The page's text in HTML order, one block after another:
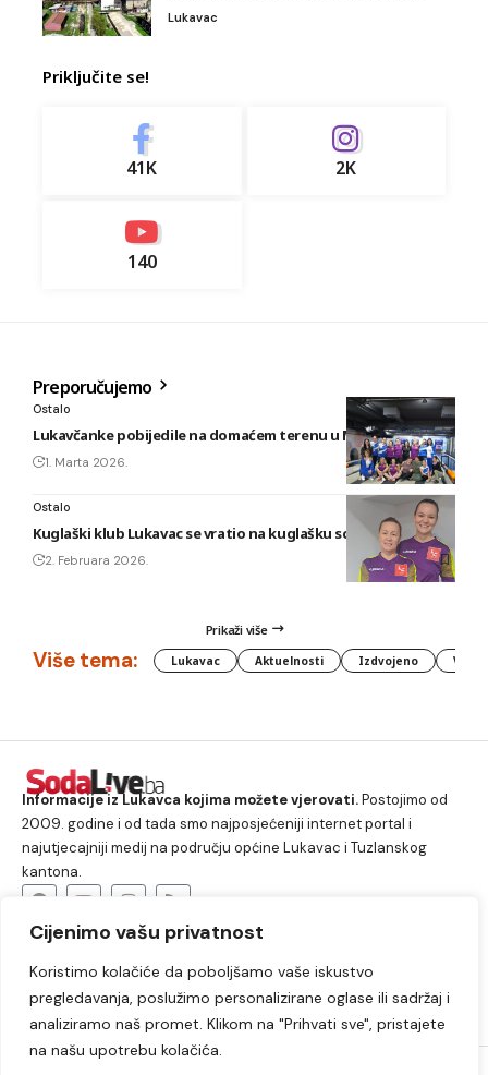
Cijenimo vašu privatnost
Koristimo kolačiće da poboljšamo vaše iskustvo
pregledavanja, poslužimo personalizirane oglase ili sadržaj i
analiziramo naš promet. Klikom na "Prihvati sve", pristajete
na našu upotrebu kolačića.
Lukavac
Priključite se!
41K 2K
140
Preporučujemo
Ostalo
Lukavčanke pobijedile na domaćem terenu u Maglaju!?
1. Marta 2026.
Ostalo
Kuglaški klub Lukavac se vratio na kuglašku scenu!
2. Februara 2026.
Prikaži više
Više tema: Lukavac Aktuelnosti Izdvojeno
Informacije iz Lukavca kojima možete vjerovati.Postojimo od
2009. godine i od tada smo najposjećeniji internet portal i
najutjecajniji medij na području općine Lukavac i Tuzlanskog
kantona.
Lukavac Društvo Crna hronika
Sport
Kultura
Kolumne Slobodno vrijeme